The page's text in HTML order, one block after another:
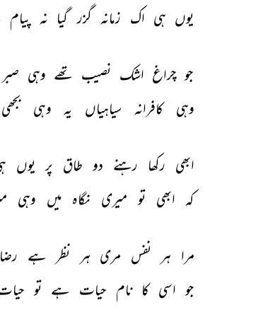
یوں ہی اک زمانہ گزر گیا نہ پیام
جو چراغ اشک نصیب تھے وہی صبر
وہی
کافرانہ سیاہیاں یہ وہی بجھی
ابھی رکھا رہنے دو طاق پر یوں
کہ ابھی تو میری نگاہ میں وہی
مرا ہر نفس مری ہر نظر ہے
جو اسی کا نام حیات ہے تو